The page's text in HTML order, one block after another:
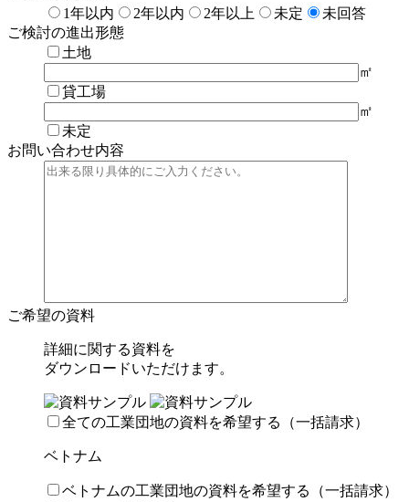
1年以内
2年以内 2年以上 未定
未回答
ご検討の進出形態
土地
㎡
貸工場
㎡
未定
お問い合わせ内容
ご希望の資料
詳細に関する資料を
ダウンロードいただけます。
全ての工業団地の資料を希望する（一括請求）
ベトナム
ベトナムの⼯業団地の資料を希望する（⼀括請求）